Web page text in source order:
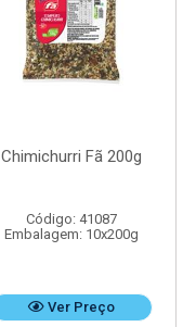
Chimichurri Fã 200g
Código: 41087
Embalagem: 10x200g
Ver Preço